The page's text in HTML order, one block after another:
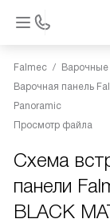
Falmec
Варочные
Варочная панель
Panoramic
Просмотр файла
Схема
панели
BLACK